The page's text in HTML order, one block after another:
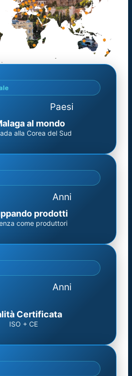
Paesi
al mondo
alla Corea del Sud
Anni
prodotti
come produttori
Anni
Certificata
ISO + CE